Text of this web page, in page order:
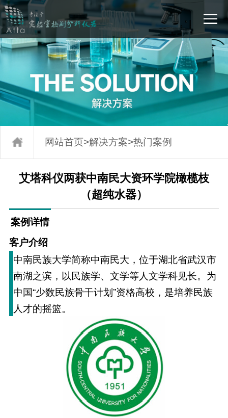
网站首页>解决方案>热门案例
艾塔科仪两获中南民大资环学院橄榄枝
（超纯水器）
案例详情
客户介绍
中南民族大学简称中南民大，位于湖北省武汉市
南湖之滨，以民族学、文学等人文学科见长。为
中国“少数民族骨干计划”资格高校，是培养民族
人才的摇篮。